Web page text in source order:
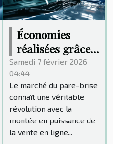
Économies
réalisées grâce à
l'achat de pare-
brise en ligne
Samedi 7 février 2026
04:44
Le marché du pare-brise
connaît une véritable
révolution avec la
montée en puissance de
la vente en ligne...